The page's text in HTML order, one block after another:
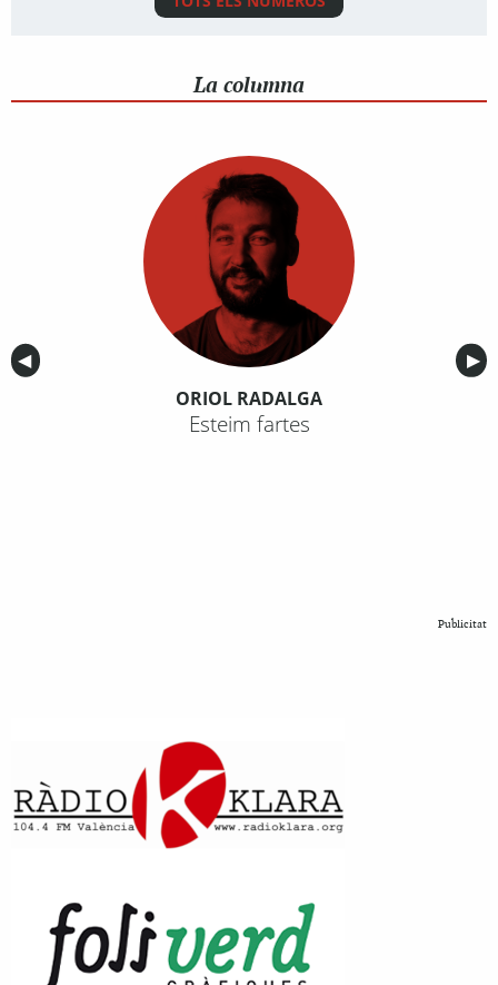
La columna
Anterior
◀︎ ▶︎
ORIOL RADALGA
Esteim fartes
Publicitat